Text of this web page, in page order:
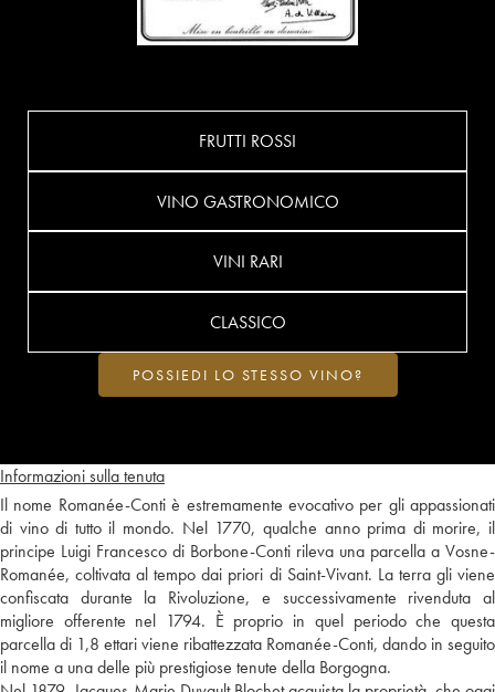
Informazioni sulla tenuta
Il nome Romanée-Conti è estremamente evocativo per gli appassionati
di vino di tutto il mondo. Nel 1770, qualche anno prima di morire, il
principe Luigi Francesco di Borbone-Conti rileva una parcella a Vosne-
Romanée, coltivata al tempo dai priori di Saint-Vivant. La terra gli viene
confiscata durante la Rivoluzione, e successivamente rivenduta al
migliore offerente nel 1794. È proprio in quel periodo che questa
parcella di 1,8 ettari viene ribattezzata Romanée-Conti, dando in seguito
il nome a una delle più prestigiose tenute della Borgogna.
FRUTTI ROSSI
VINO GASTRONOMICO
VINI RARI
CLASSICO
POSSIEDI LO STESSO VINO?